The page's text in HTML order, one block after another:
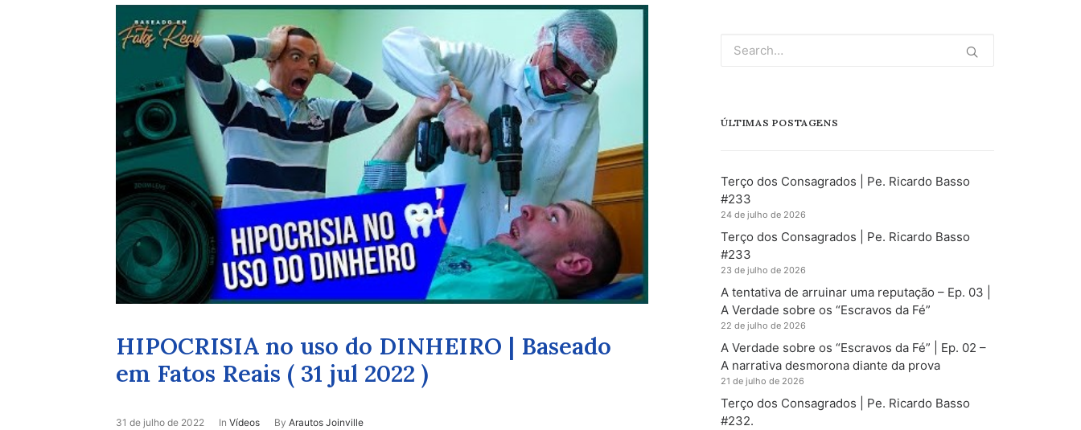
HIPOCRISIA no uso do DINHEIRO | Baseado
em Fatos Reais ( 31 jul 2022 )
31 de julho de 2022 In Vídeos By Arautos Joinville
ÚLTIMAS POSTAGENS
Terço dos Consagrados | Pe. Ricardo Basso
#233
24 de julho de 2026
Terço dos Consagrados | Pe. Ricardo Basso
#233
23 de julho de 2026
A tentativa de arruinar uma reputação – Ep. 03 |
A Verdade sobre os “Escravos da Fé”
22 de julho de 2026
A Verdade sobre os “Escravos da Fé” | Ep. 02 –
A narrativa desmorona diante da prova
21 de julho de 2026
Terço dos Consagrados | Pe. Ricardo Basso
#232.